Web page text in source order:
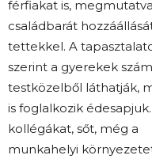
férfiakat is,
családbarát
tettekkel. A
szerint a gyerekek
testközelből láthatják,
is foglalkozik
kollégákat, sőt, még a
munkahelyi